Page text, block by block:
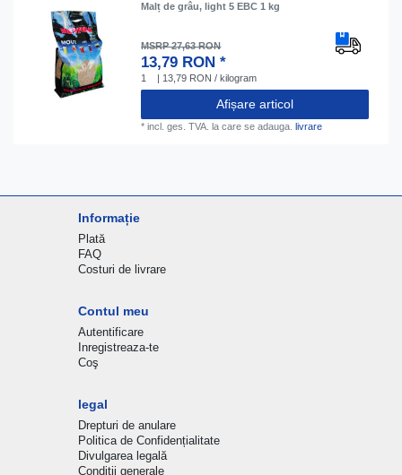
Malț de grâu, light 5 EBC 1 kg
MSRP 27,63 RON
13,79 RON *
1 | 13,79 RON / kilogram
Afișare articol
*incl. ges. TVA. la care se adauga. livrare
Informație
Plată
FAQ
Costuri de livrare
Contul meu
Autentificare
Inregistreaza-te
Coş
legal
Drepturi de anulare
Politica de Confidențialitate
Divulgarea legală
Conditii generale